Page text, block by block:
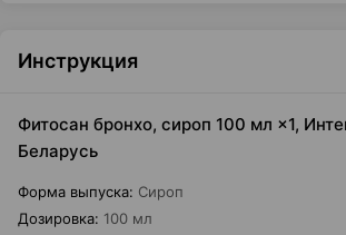
Инструкция
Фитосан бронхо, сироп 100 мл ×1,
Беларусь
Форма выпуска: Сироп
Дозировка: 100 мл